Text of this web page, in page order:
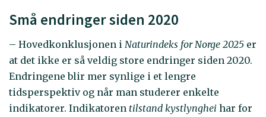
Små endringer siden 2020
– Hovedkonklusjonen i Naturindeks for Norge 2025 er
at det ikke er så veldig store endringer siden 2020.
Endringene blir mer synlige i et lengre
tidsperspektiv og når man studerer enkelte
indikatorer. Indikatoren tilstand kystlynghei har for